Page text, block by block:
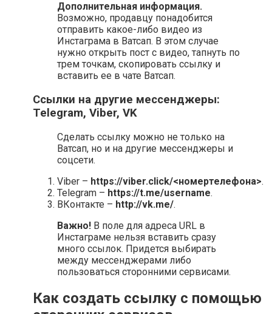
Дополнительная информация.
Возможно, продавцу понадобится
отправить какое-либо видео из
Инстаграма в Ватсап. В этом случае
нужно открыть пост с видео, тапнуть по
трем точкам, скопировать ссылку и
вставить ее в чате Ватсап.
Ссылки на другие мессенджеры:
Telegram, Viber, VK
Сделать ссылку можно не только на
Ватсап, но и на другие мессенджеры и
соцсети.
Viber – https://viber.click/<номертелефона>.
Telegram – https://t.me/username.
ВКонтакте – http://vk.me/.
Важно! В поле для адреса URL в
Инстаграме нельзя вставить сразу
много ссылок. Придется выбирать
между мессенджерами либо
пользоваться сторонними сервисами.
Как создать ссылку с помощью